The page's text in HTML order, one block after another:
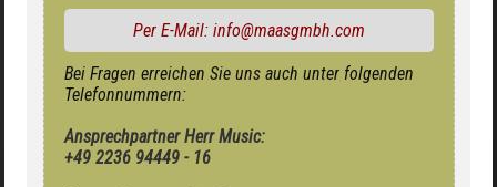
Per E-Mail: info@maasgmbh.com
Bei Fragen erreichen Sie uns auch unter folgenden
Telefonnummern:
Ansprechpartner Herr Music:
+49 2236 94449 - 16